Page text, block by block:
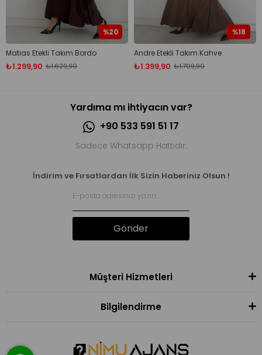
Matias Etekli Takım Bordo
₺1.299,90 ₺1.629,90
%20
Andre Etekli Takım Kahve
₺1.399,90 ₺1.709,90
%18
Yardıma mı ihtiyacın var?
+90 533 591 51 17
Sadece Whatsapp Hattıdır.
İndirim ve Fırsatlardan İlk Sizin Haberiniz Olsun !
Gönder
Müşteri Hizmetleri
Bilgilendirme